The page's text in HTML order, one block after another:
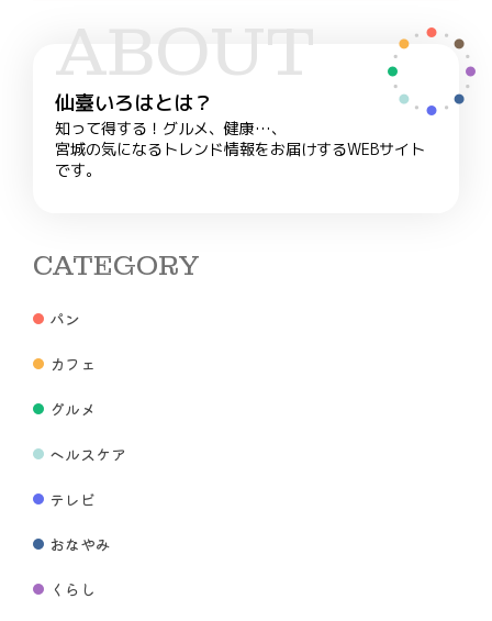
ABOUT
仙臺いろはとは？
知って得する！グルメ、健康…、
宮城の気になるトレンド情報をお届けするWEBサイト
です。
CATEGORY
パン
カフェ
グルメ
ヘルスケア
テレビ
おなやみ
くらし